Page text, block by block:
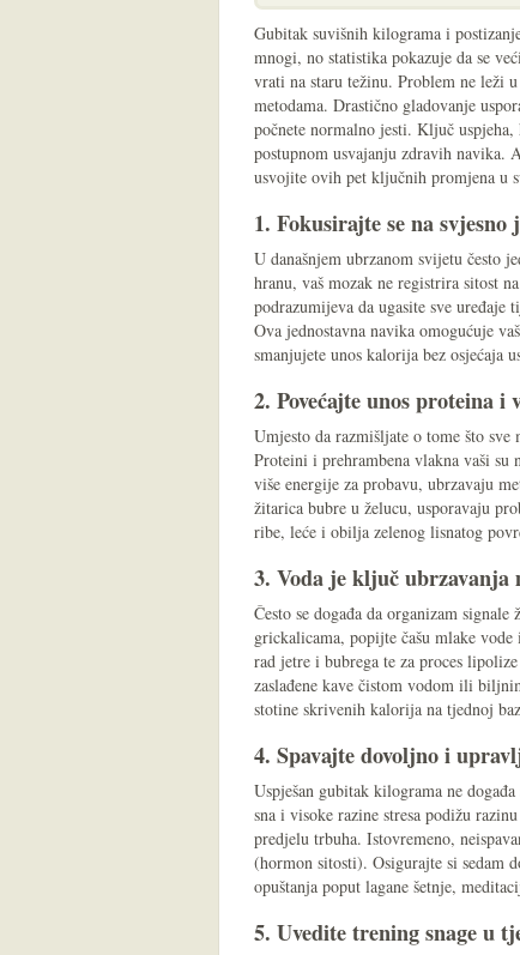
Gubitak suvišnih kilograma i
mnogi, no statistika pokazuje da se
vrati na staru težinu. Problem ne leži
metodama. Drastično gladovanje
počnete normalno jesti. Ključ
postupnom usvajanju zdravih navika.
usvojite ovih pet ključnih promjena u
1. Fokusirajte se na
U današnjem ubrzanom svijetu često
hranu, vaš mozak ne registrira sitost
podrazumijeva da ugasite sve
Ova jednostavna navika omogućuje
smanjujete unos kalorija bez osjećaja
2. Povećajte unos proteina i
Umjesto da razmišljate o tome što
Proteini i prehrambena vlakna vaši
više energije za probavu, ubrzavaju
žitarica bubre u želucu, usporavaju
ribe, leće i obilja zelenog lisnatog
3. Voda je ključ ubrzavanja
Često se događa da organizam
grickalicama, popijte čašu mlake
rad jetre i bubrega te za proces
zaslađene kave čistom vodom ili
stotine skrivenih kalorija na tjednoj
4. Spavajte dovoljno i
Uspješan gubitak kilograma ne
sna i visoke razine stresa podižu
predjelu trbuha. Istovremeno,
(hormon sitosti). Osigurajte si sedam
opuštanja poput lagane šetnje,
5. Uvedite trening snage u